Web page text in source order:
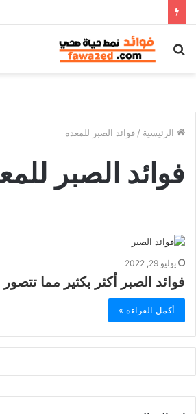
بحث
الرئيسية / فوائد الصبر للمعده
فوائد الصبر
يوليو 29, 2022
فوائد الصبر أكثر بكثير مما تتصور
أكمل القراءة »